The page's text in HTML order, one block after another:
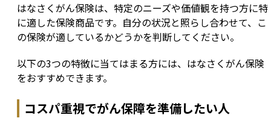
はなさくがん保険は、特定のニーズや価値観を持つ方に特
に適した保険商品です。自分の状況と照らし合わせて、こ
の保険が適しているかどうかを判断してください。
以下の3つの特徴に当てはまる方には、はなさくがん保険
をおすすめできます。
コスパ重視でがん保障を準備したい人